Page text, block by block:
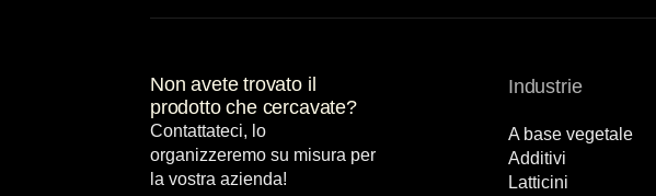
Non avete trovato il
prodotto che cercavate?
Contattateci, lo
organizzeremo su misura per
la vostra azienda!
Industrie
A base vegetale
Additivi
Latticini